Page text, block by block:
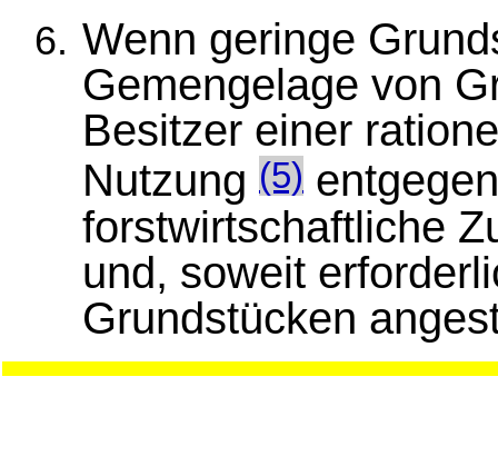
Wenn geringe
Gemengelage von
Besitzer einer
Nutzung (5)
forstwirtschaftliche
und, soweit
Grundstücken